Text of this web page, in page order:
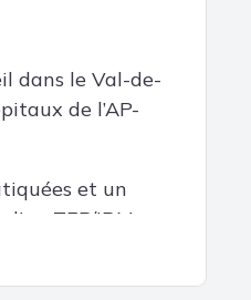
dans le Val-de-
de l’AP-
et un
TEP/IRM
charge des